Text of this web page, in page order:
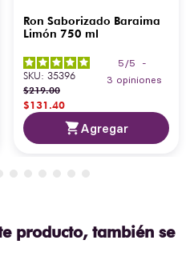
Ron Saborizado Baraima
Limón 750 ml
5 /5
-
3 opiniones
SKU: 35396
$219.00
$131.40
Agregar
producto, también se